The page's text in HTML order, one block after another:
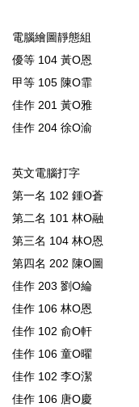
電腦繪圖靜態組
優等 104 黃O恩
甲等 105 陳O霏
佳作 201 黃O雅
佳作 204 徐O渝
英文電腦打字
第一名 102 鍾O蒼
第二名 101 林O融
第三名 104 林O恩
第四名 202 陳O圖
佳作 203 劉O綸
佳作 106 林O恩
佳作 102 俞O軒
佳作 106 童O曜
佳作 102 李O潔
佳作 106 唐O慶